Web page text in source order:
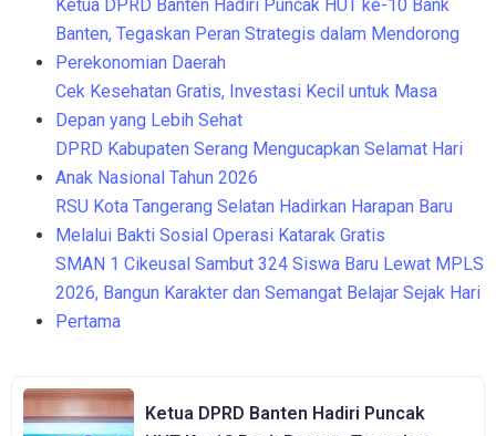
Ketua DPRD Banten Hadiri Puncak HUT ke-10 Bank
Banten, Tegaskan Peran Strategis dalam Mendorong
Perekonomian Daerah
Cek Kesehatan Gratis, Investasi Kecil untuk Masa
Depan yang Lebih Sehat
DPRD Kabupaten Serang Mengucapkan Selamat Hari
Anak Nasional Tahun 2026
RSU Kota Tangerang Selatan Hadirkan Harapan Baru
Melalui Bakti Sosial Operasi Katarak Gratis
SMAN 1 Cikeusal Sambut 324 Siswa Baru Lewat MPLS
2026, Bangun Karakter dan Semangat Belajar Sejak Hari
Pertama
Ketua DPRD Banten Hadiri Puncak